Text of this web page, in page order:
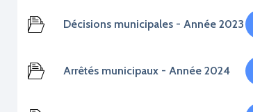
Décisions municipales - Année 2023
Arrêtés municipaux - Année 2024